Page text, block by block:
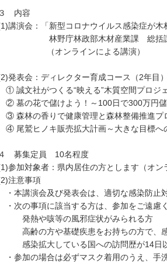
３ 内容
講演会：「新型コロナウイルス感染症が木
林野庁林政部木材産業課 総括課
（オンラインによる講演）
発表会：ディレクター育成コース（2年
① 誠文社がつくる“映える”木質空間プロジ
② 墓の花で儲けよう！～100日で300万円儲
③ 森林の香りで健康管理と森林整備推進プ
④ 尾鷲ヒノキ販売拡大計画～大きな目標へ
４ 募集定員 10名程度
参加対象者：県内居住の方とします（オン
注意事項
・本講演会及び発表会は、適切な感染防止
・次の事項に該当する方は、参加をご遠慮く
発熱や咳等の風邪症状がみられる方
高齢の方や基礎疾患をお持ちの方で、感
感染拡大している国への訪問歴が14日
・参加の場合は必ずマスク着用のうえ、手